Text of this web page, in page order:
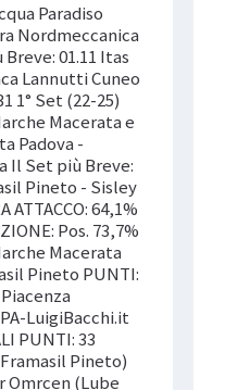
Paradiso
Nordmeccanica
01.11 Itas
Lannutti Cuneo
1° Set (22-25)
Macerata e
Padova -
Il Set più Breve:
Pineto - Sisley
ATTACCO: 64,1%
Pos. 73,7%
Macerata
Pineto PUNTI:
LuigiBacchi.it
PUNTI: 33
Pineto)
Omrcen (Lube